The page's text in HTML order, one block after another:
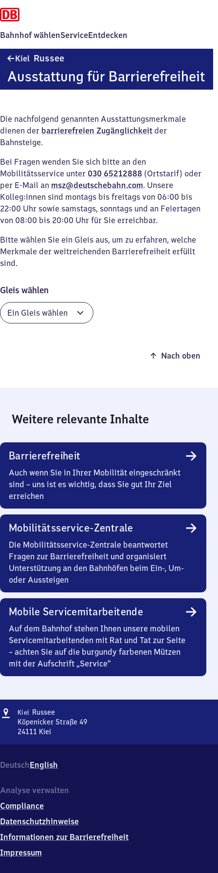
Bahnhof wählenServiceEntdecken
Kiel Russee
Ausstattung für Barrierefreiheit
Die nachfolgend genannten Ausstattungsmerkmale
dienen der barrierefreien Zugänglichkeit der
Bahnsteige.
Bei Fragen wenden Sie sich bitte an den
Mobilitätsservice unter 030 65212888 (Ortstarif) oder
per E-Mail an msz@deutschebahn.com. Unsere
Kolleg:innen sind montags bis freitags von 06:00 bis
22:00 Uhr sowie samstags, sonntags und an Feiertagen
von 08:00 bis 20:00 Uhr für Sie erreichbar.
Bitte wählen Sie ein Gleis aus, um zu erfahren, welche
Merkmale der weitreichenden Barrierefreiheit erfüllt
sind.
Gleis wählen
Nach oben
Weitere relevante Inhalte
Barrierefreiheit
Auch wenn Sie in Ihrer Mobilität eingeschränkt
sind – uns ist es wichtig, dass Sie gut Ihr Ziel
erreichen
Mobilitätsservice-Zentrale
Die Mobilitätsservice-Zentrale beantwortet
Fragen zur Barrierefreiheit und organisiert
Unterstützung an den Bahnhöfen beim Ein-, Um-
oder Aussteigen
Mobile Servicemitarbeitende
Auf dem Bahnhof stehen Ihnen unsere mobilen
Servicemitarbeitenden mit Rat und Tat zur Seite
– achten Sie auf die burgundy farbenen Mützen
mit der Aufschrift „Service“
Adresse
Kiel Russee
Russee
Köpenicker Straße 49
24111 Kiel
Köpenicker
Straße
2
1
1
Kiel
DeutschEnglish
Analyse verwalten
Compliance
Datenschutzhinweise
Informationen zur Barrierefreiheit
Impressum